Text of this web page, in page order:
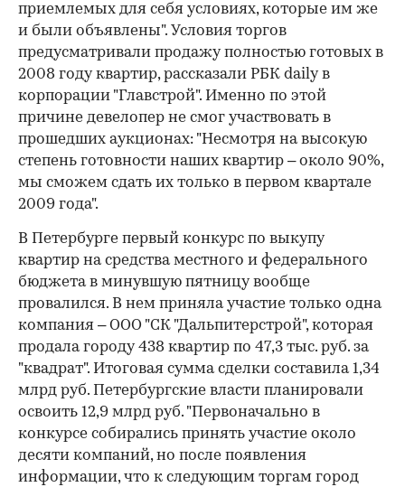
приемлемых для себя условиях, которые им же
и были объявлены". Условия торгов
предусматривали продажу полностью готовых в
2008 году квартир, рассказали РБК daily в
корпорации "Главстрой". Именно по этой
причине девелопер не смог участвовать в
прошедших аукционах: "Несмотря на высокую
степень готовности наших квартир – около 90%,
мы сможем сдать их только в первом квартале
2009 года".
В Петербурге первый конкурс по выкупу
квартир на средства местного и федерального
бюджета в минувшую пятницу вообще
провалился. В нем приняла участие только одна
компания – ООО "СК "Дальпитерстрой", которая
продала городу 438 квартир по 47,3 тыс. руб. за
"квадрат". Итоговая сумма сделки составила 1,34
млрд руб. Петербургские власти планировали
освоить 12,9 млрд руб. "Первоначально в
конкурсе собирались принять участие около
десяти компаний, но после появления
информации, что к следующим торгам город